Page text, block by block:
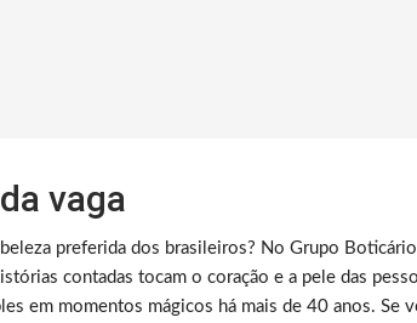
vaga
preferida dos brasileiros? No Grupo
contadas tocam o coração e a pele das
em momentos mágicos há mais de 40 anos. Se